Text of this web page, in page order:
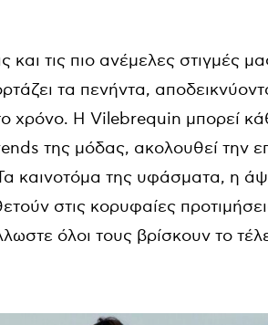
και τις πιο ανέμελες στιγμές
τα πενήντα,
χρόνο. Η Vilebrequin μπορεί
της μόδας, ακολουθεί την
καινοτόμα της υφάσματα, η
στις κορυφαίες
όλοι τους βρίσκουν το